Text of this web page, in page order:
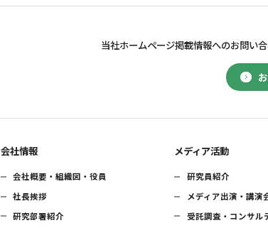
当社ホームページ掲載情報へのお問い合
会社情報
会社概要・組織図・役員
社長挨拶
研究部署紹介
メディア活動
研究員紹介
メディア出演・講演
受託調査・コンサル